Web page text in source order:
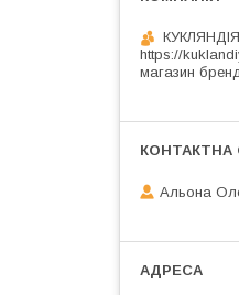
https://
магазин
Альона